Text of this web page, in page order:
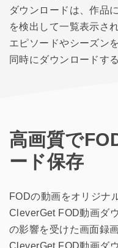
ダウンロードは、作品
を検出して一覧表示さ
エピソードやシーズン
同時にダウンロードす
高画質で
ード保存
FODの動画をオリジナ
CleverGet FOD動画ダ
の影響を受けた画面録